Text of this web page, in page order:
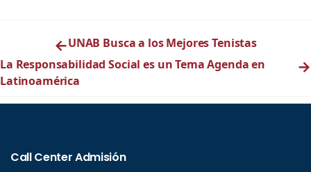
←UNAB Busca a los Mejores Tenistas
La Responsabilidad Social es un Tema Agenda en
Latinoamérica
→